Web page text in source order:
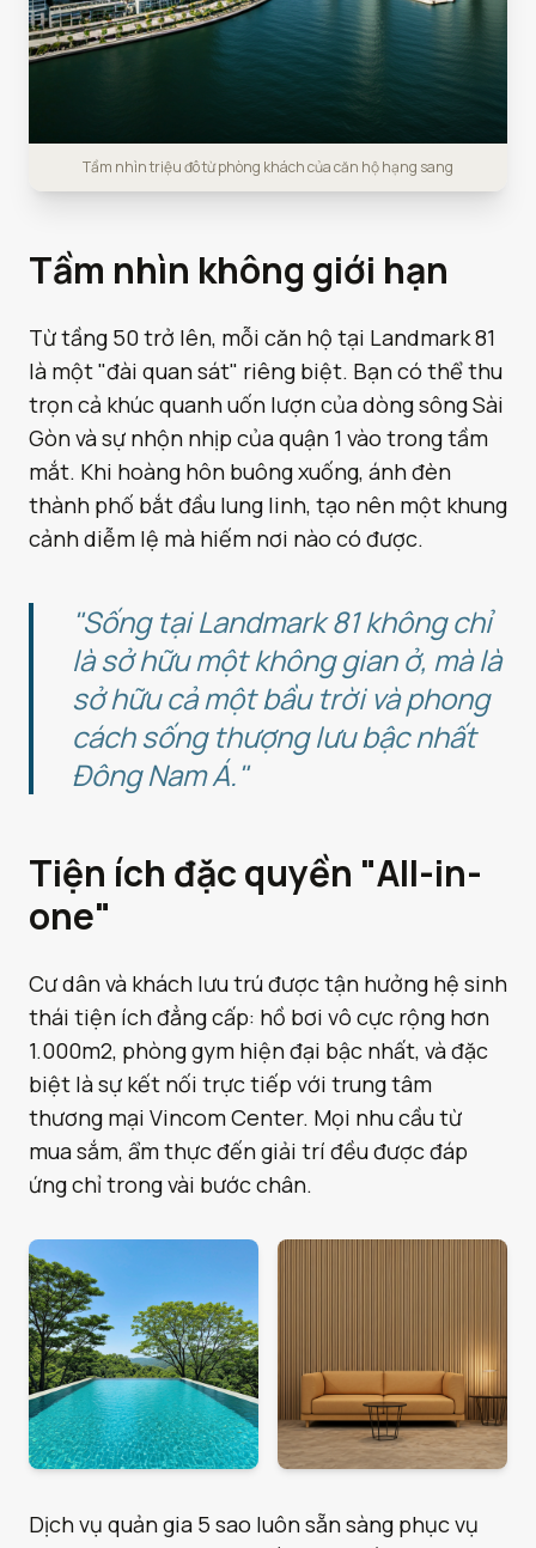
Tầm nhìn triệu đô từ phòng khách của căn hộ hạng sang
Tầm nhìn không giới hạn
Từ tầng 50 trở lên, mỗi căn hộ tại Landmark 81
là một "đài quan sát" riêng biệt. Bạn có thể thu
trọn cả khúc quanh uốn lượn của dòng sông Sài
Gòn và sự nhộn nhịp của quận 1 vào trong tầm
mắt. Khi hoàng hôn buông xuống, ánh đèn
thành phố bắt đầu lung linh, tạo nên một khung
cảnh diễm lệ mà hiếm nơi nào có được.
"Sống tại Landmark 81 không chỉ
là sở hữu một không gian ở, mà là
sở hữu cả một bầu trời và phong
cách sống thượng lưu bậc nhất
Đông Nam Á."
Tiện ích đặc quyền "All-in-
one"
Cư dân và khách lưu trú được tận hưởng hệ sinh
thái tiện ích đẳng cấp: hồ bơi vô cực rộng hơn
1.000m2, phòng gym hiện đại bậc nhất, và đặc
biệt là sự kết nối trực tiếp với trung tâm
thương mại Vincom Center. Mọi nhu cầu từ
mua sắm, ẩm thực đến giải trí đều được đáp
ứng chỉ trong vài bước chân.
Dịch vụ quản gia 5 sao luôn sẵn sàng phục vụ